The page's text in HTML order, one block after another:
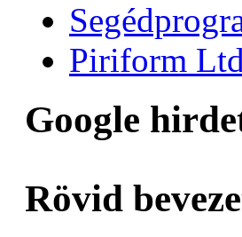
Piriform
Google
Rövid